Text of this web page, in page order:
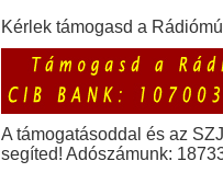
Kérlek támogasd a
A támogatásoddal és az
segíted! Adószámunk: